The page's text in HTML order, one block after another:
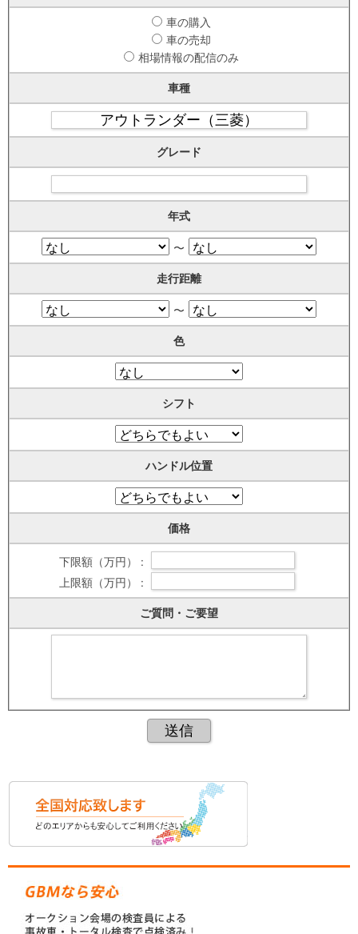
車の購入
車の売却
相場情報の配信のみ
車種
グレード
年式
〜
走行距離
〜
色
シフト
ハンドル位置
価格
下限額（万円） :
上限額（万円） :
ご質問・ご要望